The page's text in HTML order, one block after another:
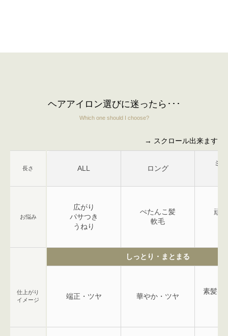
ヘアアイロン選びに迷ったら･･･
Which one should I choose?
→ スクロール出来ます
長さ
お悩み
仕上がり
イメージ
ALL ロング
ミ
広がり
パサつき
うねり
ぺたんこ髪
軟毛
頑
しっとり・まとまる
端正・ツヤ 華やか・ツヤ
素髪感